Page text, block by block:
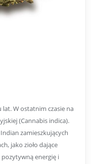
W ostatnim czasie na
(Cannabis indica).
zamieszkujących
jako zioło dające
pozytywną energię i